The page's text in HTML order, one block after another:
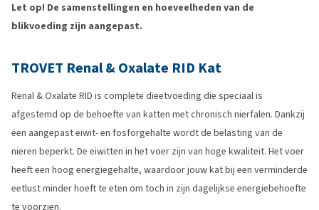
Let op! De samenstellingen en hoeveelheden van de
blikvoeding zijn aangepast.
TROVET Renal & Oxalate RID Kat
Renal & Oxalate RID is complete dieetvoeding die speciaal is
afgestemd op de behoefte van katten met chronisch nierfalen. Dankzij
een aangepast eiwit- en fosforgehalte wordt de belasting van de
nieren beperkt. De eiwitten in het voer zijn van hoge kwaliteit. Het voer
heeft een hoog energiegehalte, waardoor jouw kat bij een verminderde
eetlust minder hoeft te eten om toch in zijn dagelijkse energiebehoefte
te voorzien.